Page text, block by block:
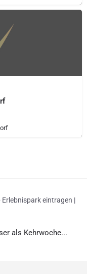
Erlebnispark eintragen |
als Kehrwoche...